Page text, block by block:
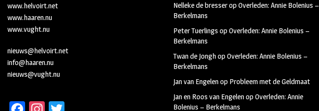
www.helvoirt.net
www.haaren.nu
www.vught.nu
nieuws@helvoirt.net
info@haaren.nu
nieuws@vught.nu
Nelleke de bresseropOverleden: Annie Bolenius –
Berkelmans
Peter Tuerlings opOverleden: Annie Bolenius –
Berkelmans
Twan de JonghopOverleden: Annie Bolenius –
Berkelmans
Jan van Engelenop Probleem met de Geldmaat
Jan en Roos van EngelenopOverleden: Annie
Bolenius – Berkelmans